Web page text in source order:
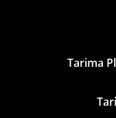
Tarima